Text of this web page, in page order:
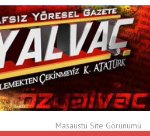
Masaüstü Site Görünümü